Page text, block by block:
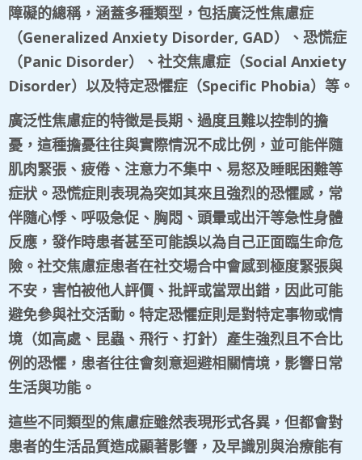
障礙的總稱，涵蓋多種類型，包括廣泛性焦慮症
（Generalized Anxiety Disorder, GAD）、恐慌症
（Panic Disorder）、社交焦慮症（Social Anxiety
Disorder）以及特定恐懼症（Specific Phobia）等。
廣泛性焦慮症的特徵是長期、過度且難以控制的擔
憂，這種擔憂往往與實際情況不成比例，並可能伴隨
肌肉緊張、疲倦、注意力不集中、易怒及睡眠困難等
症狀。恐慌症則表現為突如其來且強烈的恐懼感，常
伴隨心悸、呼吸急促、胸悶、頭暈或出汗等急性身體
反應，發作時患者甚至可能誤以為自己正面臨生命危
險。社交焦慮症患者在社交場合中會感到極度緊張與
不安，害怕被他人評價、批評或當眾出錯，因此可能
避免參與社交活動。特定恐懼症則是對特定事物或情
境（如高處、昆蟲、飛行、打針）產生強烈且不合比
例的恐懼，患者往往會刻意迴避相關情境，影響日常
生活與功能。
這些不同類型的焦慮症雖然表現形式各異，但都會對
患者的生活品質造成顯著影響，及早識別與治療能有